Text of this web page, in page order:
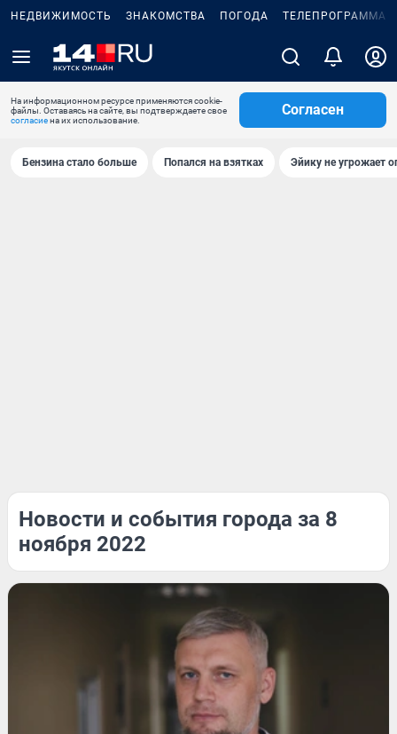
НЕДВИЖИМОСТЬ ЗНАКОМСТВА ПОГОДА ТЕЛЕПРОГРАММА
На информационном ресурсе применяются cookie-
файлы. Оставаясь на сайте, вы подтверждаете свое
согласиена их использование.
Согласен
Бензина стало больше Попался на взятках Эйику не угрожает
Новости и события города за 8
ноября 2022